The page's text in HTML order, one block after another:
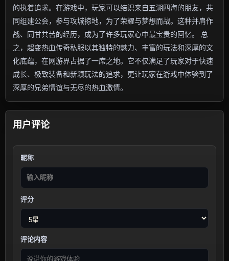
的执着追求。在游戏中，玩家可以结识来自五湖四海的朋友，共
同组建公会，参与攻城掠地，为了荣耀与梦想而战。这种并肩作
战、同甘共苦的经历，成为了许多玩家心中最宝贵的回忆。 总
之，超变热血传奇私服以其独特的魅力、丰富的玩法和深厚的文
化底蕴，在网游界占据了一席之地。它不仅满足了玩家对于快速
成长、极致装备和新颖玩法的追求，更让玩家在游戏中体验到了
深厚的兄弟情谊与无尽的热血激情。
用户评论
昵称
评分
评论内容